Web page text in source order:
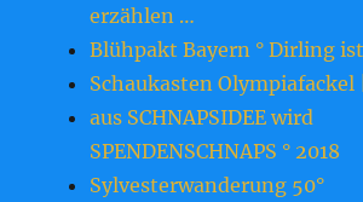
erzählen …
Blühpakt Bayern ° Dirling
Schaukasten Olympiafackel
aus SCHNAPSIDEE wird
SPENDENSCHNAPS ° 2018
Sylvesterwanderung 50°